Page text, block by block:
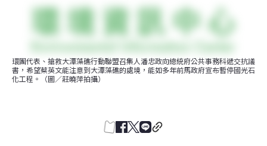
環團代表、搶救大潭藻礁行動聯盟召集人潘忠政向總統府公共事務科遞交抗議
書，希望蔡英文能注意到大潭藻礁的處境，能如多年前馬政府宣布暫停國光石
化工程。（圖／莊曉萍拍攝）